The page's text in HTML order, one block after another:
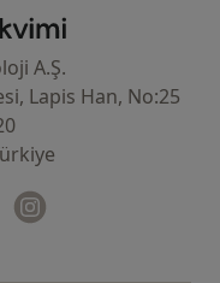
- Ana Sayfa
A.Ş.
Lapis Han, No:25
açılır
sekmede açılır
Youtube
yeni bir sekmede açılır